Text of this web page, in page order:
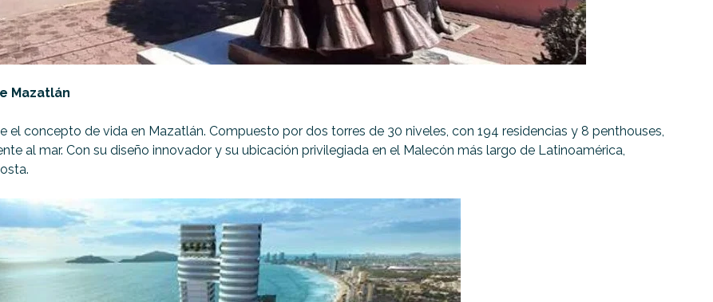
Mazatlán
el concepto de vida en Mazatlán. Compuesto por dos torres de 30 niveles, con 194 residencias y 8 penthouses,
al mar. Con su diseño innovador y su ubicación privilegiada en el Malecón más largo de Latinoamérica,